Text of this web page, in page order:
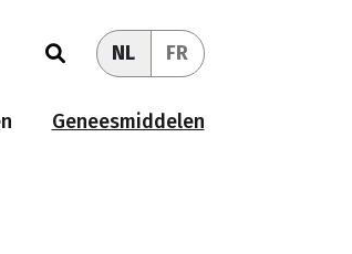
NL FR
Geneesmiddelen